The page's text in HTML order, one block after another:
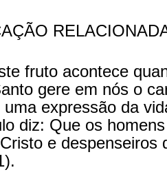
fruto acontece
gere em nós o
expressão da
diz: Que os
e despenseiros